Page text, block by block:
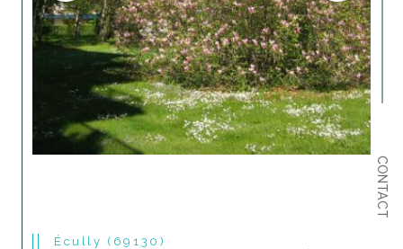
CONTACT
Écully (69130)